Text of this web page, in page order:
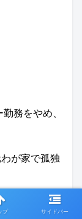
務をやめ、
が家で孤独
こちらのブ
プ サイドバー